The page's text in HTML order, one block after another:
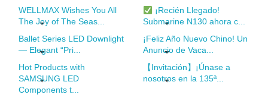
WELLMAX Wishes You All
The Joy of The Seas...
¡Recién Llegado!
Submarine N130 ahora c...
Ballet Series LED Downlight
— Elegant “Pri...
¡Feliz Año Nuevo Chino! Un
Anuncio de Vaca...
Hot Products with
SAMSUNG LED
Components t...
【Invitación】¡Únase a
nosotros en la 135ª...